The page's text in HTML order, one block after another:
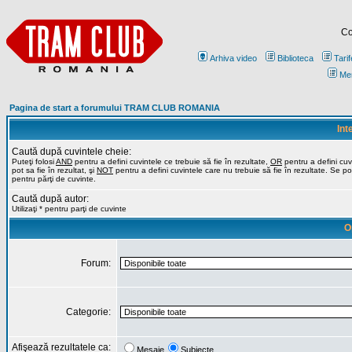
Arhiva video Biblioteca
Pagina de start a forumului TRAM CLUB ROMANIA
Caută după cuvintele cheie:
Puteţi folosiAND pentru a defini cuvintele ce trebuie să fie în rezultate, OR pentru a defini
pot sa fie în rezultat, şi NOT pentru a defini cuvintele care nu trebuie să fie în rezultate. Se
pentru părţi de cuvinte.
Caută după autor:
Utilizaţi * pentru parţi de cuvinte
Forum:
Categorie:
Afişează rezultatele ca: Mesaje Subiecte